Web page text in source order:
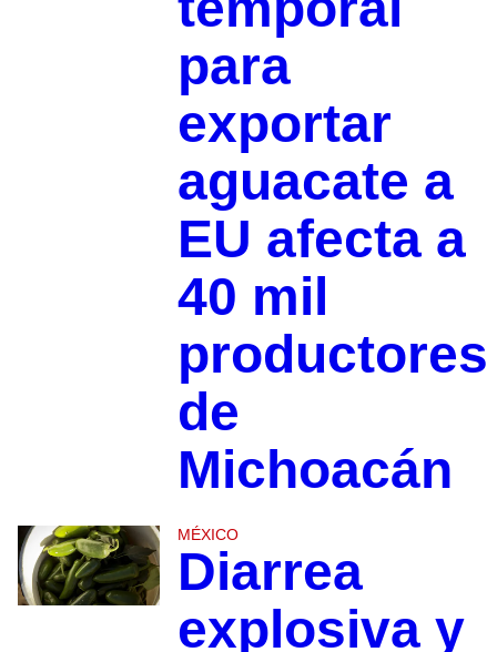
para
exportar
aguacate a
EU afecta a
40 mil
productores
de
Michoacán
MÉXICO
Diarrea
explosiva y